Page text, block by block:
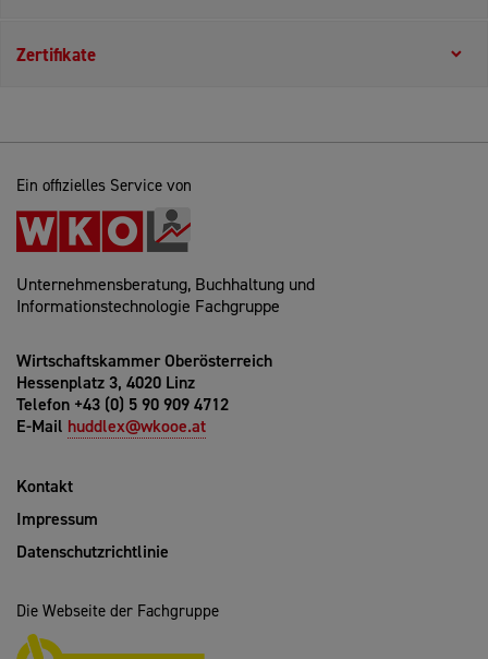
Zertifikate
Ein offizielles Service von
Unternehmensberatung, Buchhaltung und
Informationstechnologie Fachgruppe
Wirtschaftskammer Oberösterreich
Hessenplatz 3, 4020 Linz
Telefon +43 (0) 5 90 909 4712
E-Mail huddlex@wkooe.at
Kontakt
Impressum
Datenschutzrichtlinie
Die Webseite der Fachgruppe